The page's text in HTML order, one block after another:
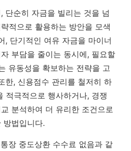
단순히 자금을 빌리는 것을 넘
적으로 활용하는 방안을 모색
, 단기적인 여유 자금을 마이너
부담을 줄이는 동시에, 필요할
유동성을 확보하는 전략을 고
한, 신용점수 관리를 철저히 하
적극적으로 행사하거나, 경쟁
분석하여 더 유리한 조건으로
방법입니다.
장 중도상환 수수료 없음과 같